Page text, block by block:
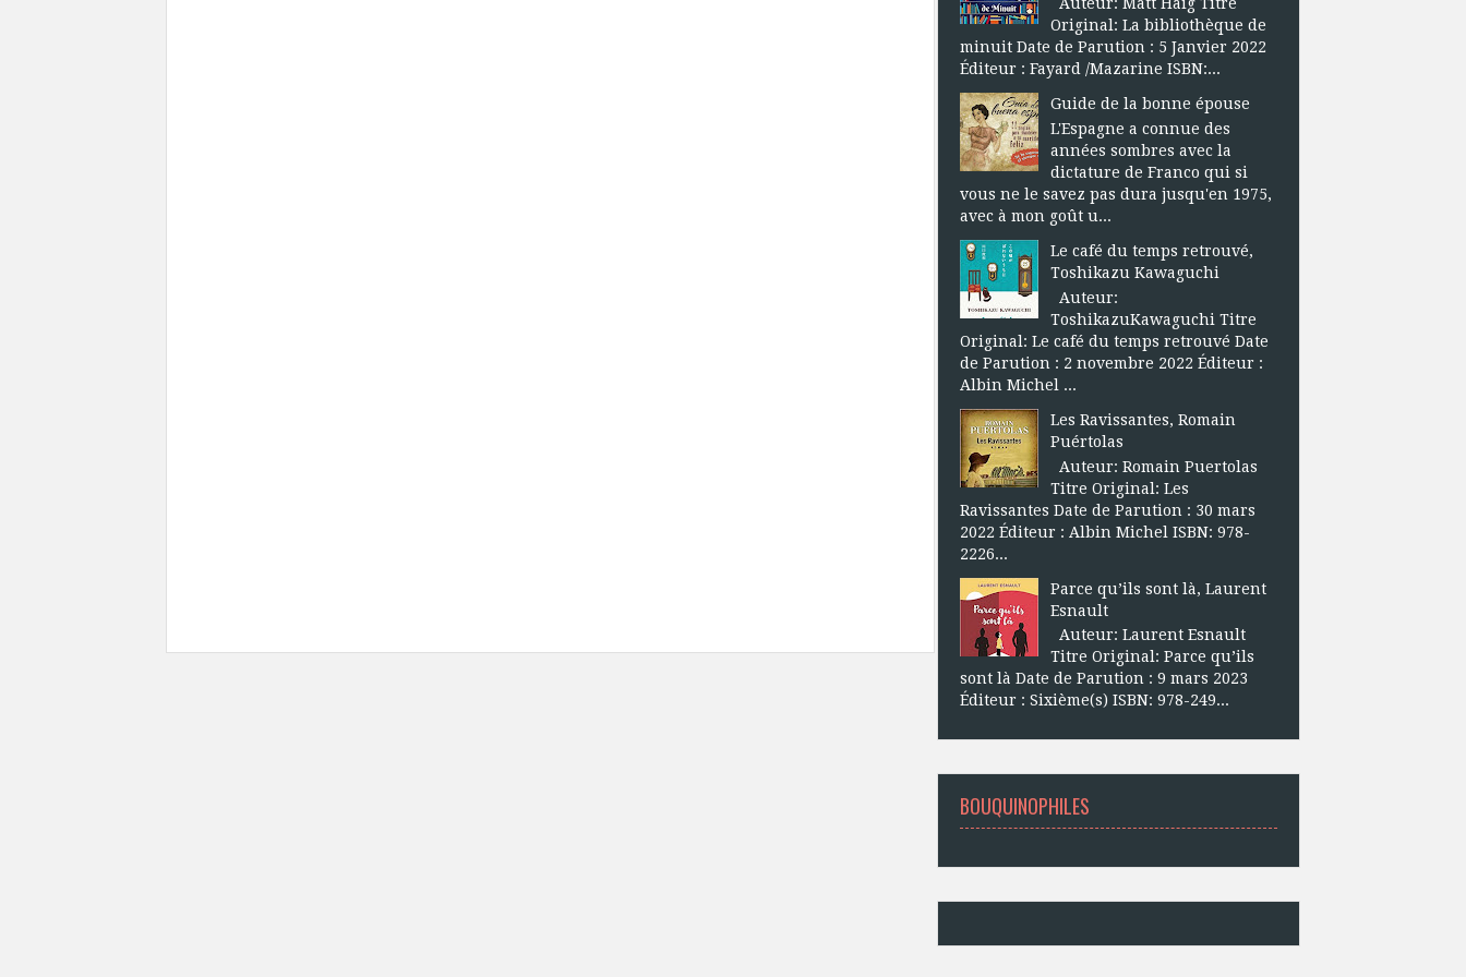
Original: La bibliothèque de
minuit Date de Parution : 5 Janvier 2022
Éditeur : Fayard /Mazarine ISBN:...
Guide de la bonne épouse
L'Espagne a connue des
années sombres avec la
dictature de Franco qui si
vous ne le savez pas dura jusqu'en 1975,
avec à mon goût u...
Le café du temps retrouvé,
Toshikazu Kawaguchi
Auteur:
ToshikazuKawaguchi Titre
Original: Le café du temps retrouvé Date
de Parution : 2 novembre 2022 Éditeur :
Albin Michel ...
Les Ravissantes, Romain
Puértolas
Auteur: Romain Puertolas
Titre Original: Les
Ravissantes Date de Parution : 30 mars
2022 Éditeur : Albin Michel ISBN: 978-
2226...
Parce qu’ils sont là, Laurent
Esnault
Auteur: Laurent Esnault
Titre Original: Parce qu’ils
sont là Date de Parution : 9 mars 2023
Éditeur : Sixième(s) ISBN: 978-249...
BOUQUINOPHILES